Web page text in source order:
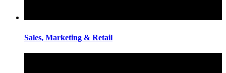
Sales, Marketing & Retail